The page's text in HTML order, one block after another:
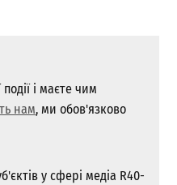
і маєте чим
нам, ми обов'язково
у сфері медіа R40-